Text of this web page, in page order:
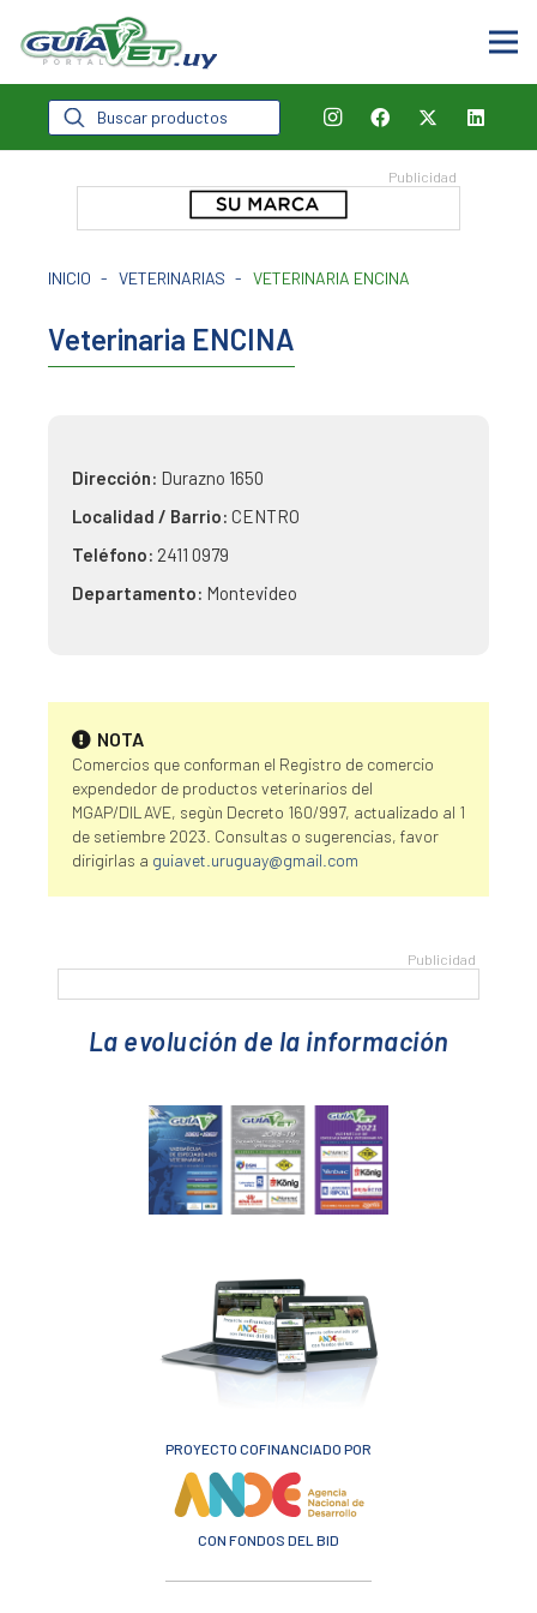
Búsqueda
de
productos
INICIO - VETERINARIAS - VETERINARIA ENCINA
Veterinaria ENCINA
Dirección: Durazno 1650
Localidad / Barrio: CENTRO
Teléfono: 2411 0979
Departamento: Montevideo
NOTA
Comercios que conforman el Registro de comercio
expendedor de productos veterinarios del
MGAP/DILAVE, segùn Decreto 160/997, actualizado al 1
de setiembre 2023. Consultas o sugerencias, favor
dirigirlas a guiavet.uruguay@gmail.com
La evolución de la información
PROYECTO COFINANCIADO POR
CON FONDOS DEL BID